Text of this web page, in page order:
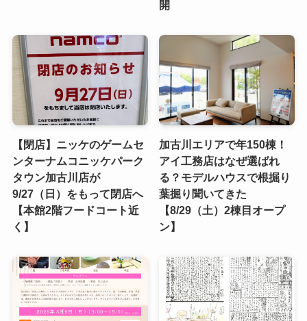
開
【閉店】ニッケのゲームセ
ンターナムコニッケパーク
タウン加古川店が
9/27（日）をもって閉店へ
【本館2階フードコート近
く】
加古川エリアで年150棟！
アイ工務店はなぜ選ばれ
る？モデルハウスで根掘り
葉掘り聞いてきた
【8/29（土）2棟目オープ
ン】